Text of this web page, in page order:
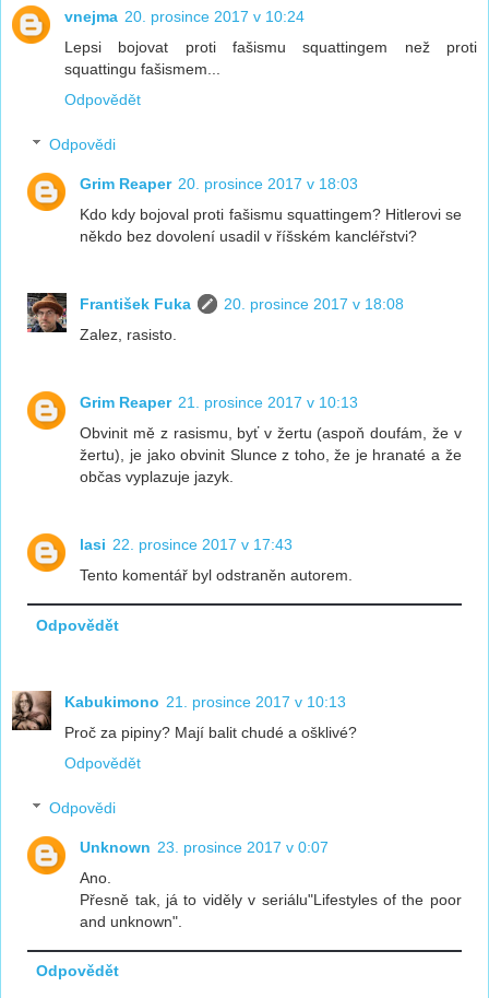
vnejma 20. prosince 2017 v 10:24
Lepsi bojovat proti fašismu squattingem než proti
squattingu fašismem...
Odpovědět
Odpovědi
Grim Reaper 20. prosince 2017 v 18:03
Kdo kdy bojoval proti fašismu squattingem? Hitlerovi se
někdo bez dovolení usadil v říšském kancléřstvi?
František Fuka
20. prosince 2017 v 18:08
Zalez, rasisto.
Grim Reaper 21. prosince 2017 v 10:13
Obvinit mě z rasismu, byť v žertu (aspoň doufám, že v
žertu), je jako obvinit Slunce z toho, že je hranaté a že
občas vyplazuje jazyk.
lasi 22. prosince 2017 v 17:43
Tento komentář byl odstraněn autorem.
Odpovědět
Kabukimono 21. prosince 2017 v 10:13
Proč za pipiny? Mají balit chudé a ošklivé?
Odpovědět
Odpovědi
Unknown 23. prosince 2017 v 0:07
Ano.
Přesně tak, já to viděly v seriálu"Lifestyles of the poor
and unknown".
Odpovědět